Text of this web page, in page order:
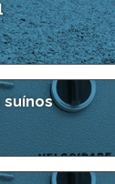
suínos